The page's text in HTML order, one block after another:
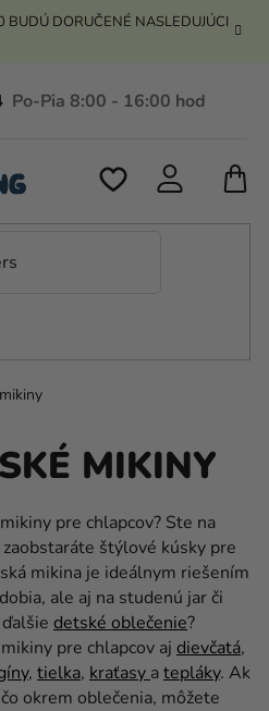
BUDÚ DORUČENÉ NASLEDUJÚCI
MIKINY
pre chlapcov? Ste na
štýlové kúsky pre
mikina je ideálnym riešením
ale aj na studenú jar či
detské oblečenie?
pre chlapcov aj dievčatá,
, tielka, kraťasy atepláky. Ak
okrem oblečenia, môžete